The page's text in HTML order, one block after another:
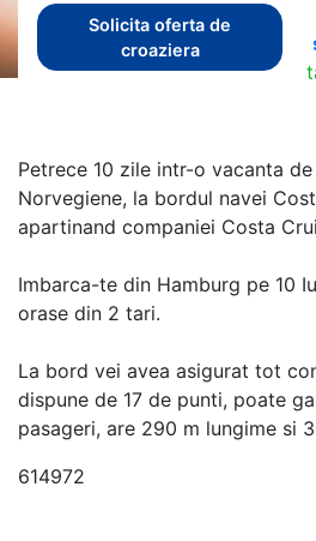
Solicita oferta de
croaziera
Petrece 10 zile intr-o vacanta
Norvegiene, la bordul navei
apartinand companiei Costa
Imbarca-te din Hamburg pe 10
orase din 2 tari.
La bord vei avea asigurat tot
dispune de 17 de punti, poate
pasageri, are 290 m lungime si
614972